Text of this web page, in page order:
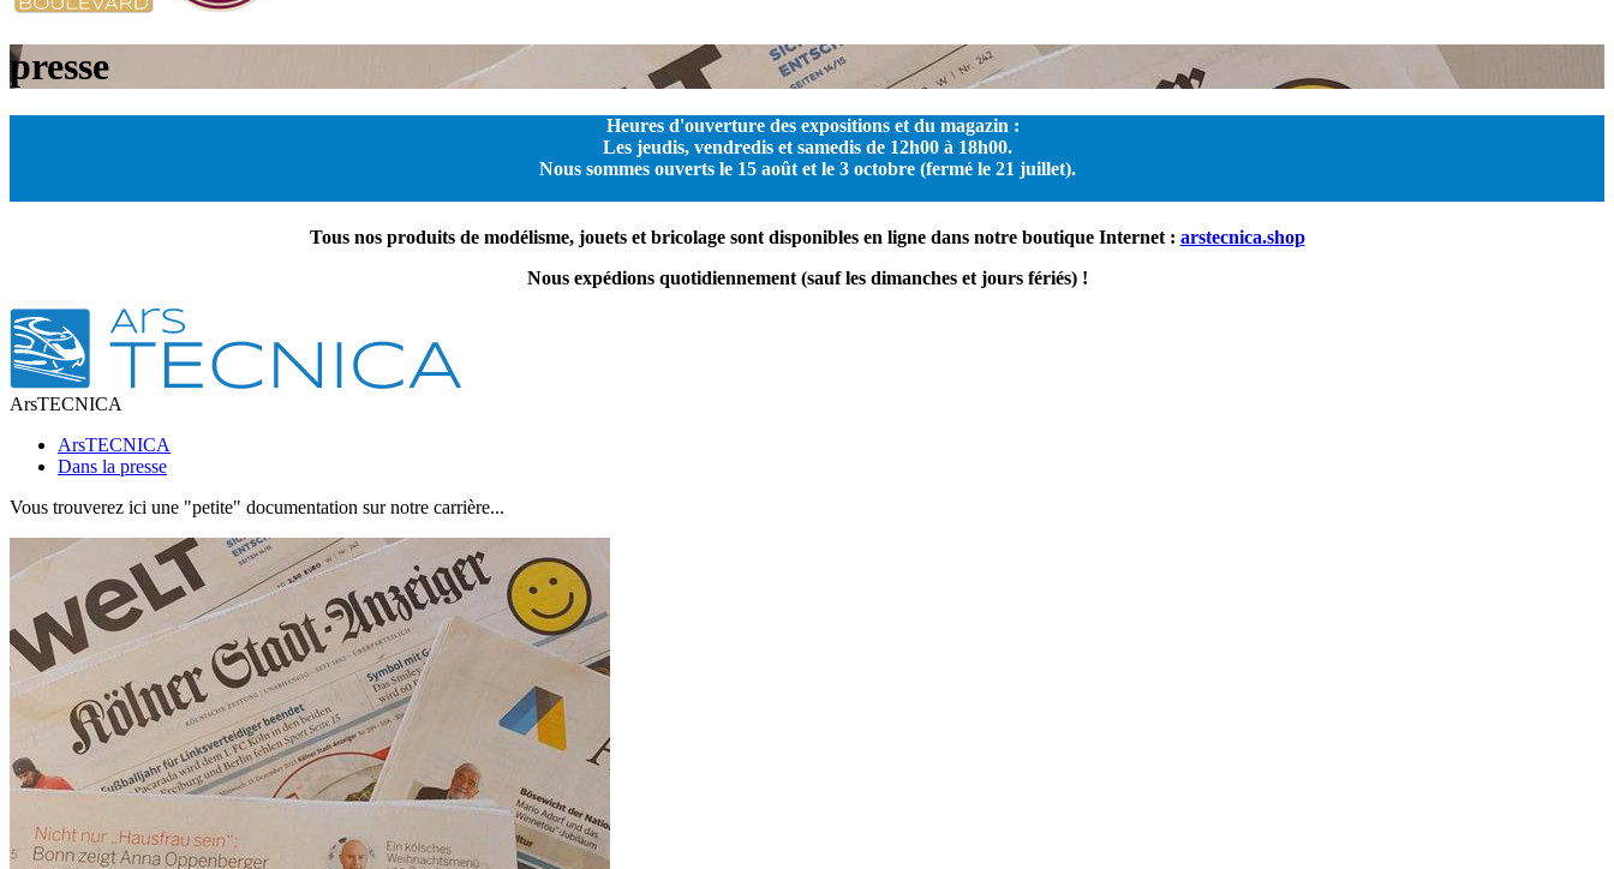
presse
Heures d'ouverture des expositions et du magazin :
Les jeudis, vendredis et samedis de 12h00 à 18h00.
Nous sommes ouverts le 15 août et le 3 octobre (fermé le 21 juillet).
Tous nos produits de modélisme, jouets et bricolage sont disponibles en ligne dans notre boutique Internet : arstecnica.shop
Nous expédions quotidiennement (sauf les dimanches et jours fériés) !
ArsTECNICA
ArsTECNICA
Dans la presse
Vous trouverez ici une "petite" documentation sur notre carrière...